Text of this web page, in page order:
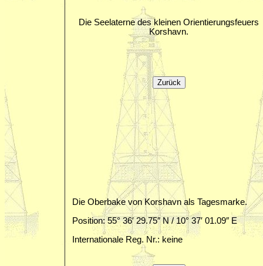
Die Seelaterne des kleinen Orientierungsfeuers
Korshavn.
Die Oberbake von Korshavn als Tagesmarke.
Position: 55° 36′ 29.75″ N / 10° 37′ 01.09″ E
Internationale Reg. Nr.: keine